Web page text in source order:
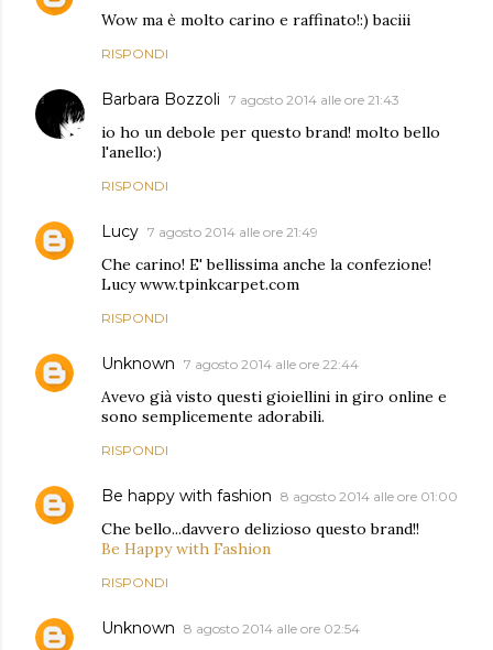
Wow ma è molto carino e raffinato!:) baciii
RISPONDI
Barbara Bozzoli 7 agosto 2014 alle ore 21:43
io ho un debole per questo brand! molto bello
l'anello:)
RISPONDI
Lucy 7 agosto 2014 alle ore 21:49
Che carino! E' bellissima anche la confezione!
Lucy www.tpinkcarpet.com
RISPONDI
Unknown 7 agosto 2014 alle ore 22:44
Avevo già visto questi gioiellini in giro online e
sono semplicemente adorabili.
RISPONDI
Be happy with fashion 8 agosto 2014 alle ore 01:00
Che bello...davvero delizioso questo brand!!
Be Happy with Fashion
RISPONDI
Unknown 8 agosto 2014 alle ore 02:54